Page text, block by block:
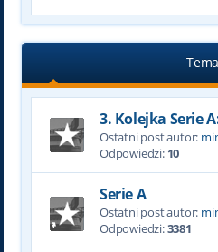
3. Kolejka Serie
Ostatni post autor:
Odpowiedzi: 10
Serie A
Ostatni post autor:
Odpowiedzi:3381